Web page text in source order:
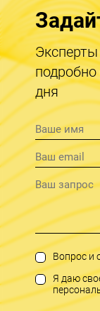
подробно
дня
Вопрос и
Я даю